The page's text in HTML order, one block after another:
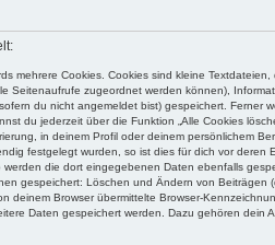
mehrere Cookies. Cookies sind kleine
Seitenaufrufe zugeordnet werden können),
du nicht angemeldet bist) gespeichert.
du jederzeit über die Funktion „Alle Cookies
in deinem Profil oder deinem persönlichem
festgelegt wurden, so ist dies für dich vor deren
die dort eingegebenen Daten ebenfalls
gespeichert: Löschen und Ändern von
deinem Browser übermittelte Browser-
Daten gespeichert werden. Dazu gehören